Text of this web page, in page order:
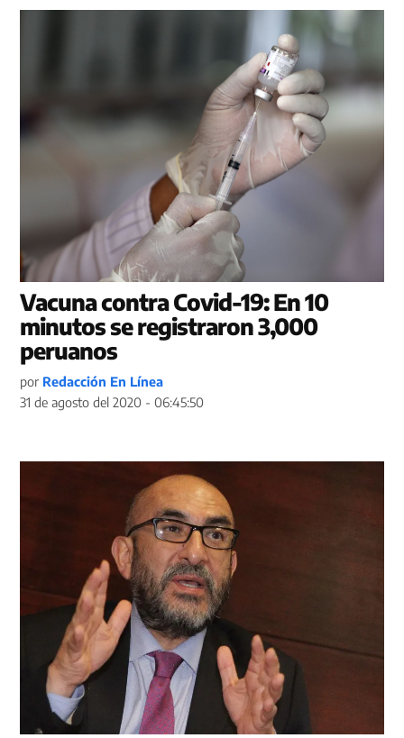
Vacuna contra Covid-19: En 10
minutos se registraron 3,000
peruanos
por Redacción En Línea
31 de agosto del 2020 - 06:45:50